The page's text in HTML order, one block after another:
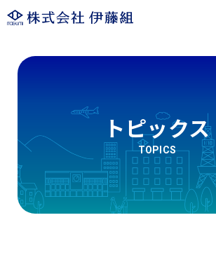
トピックス
TOPICS